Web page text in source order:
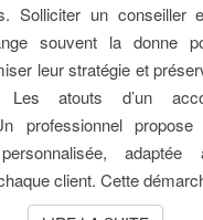
Solliciter un conseiller
souvent la donne
leur stratégie et
atouts d’un
professionnel
adaptée
client. Cette